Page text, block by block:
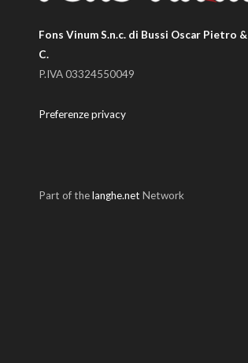
Fons Vinum S.n.c. di Bussi Oscar Pietro &
C.
P.IVA 03324550049
Preferenze privacy
Part of thelanghe.net Network